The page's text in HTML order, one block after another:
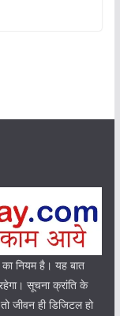
नियम है। यह बात
सूचना क्रांति के
जीवन ही डिजिटल हो